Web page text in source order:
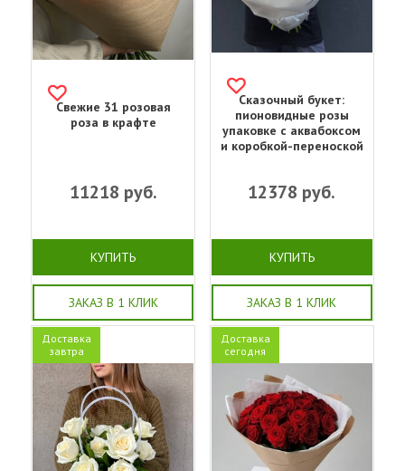
Свежие 31 розовая
роза в крафте
11218 руб.
КУПИТЬ
ЗАКАЗ В 1 КЛИК
Сказочный букет:
пионовидные розы
упаковке с аквабоксом
и коробкой-переноской
12378 руб.
КУПИТЬ
ЗАКАЗ В 1 КЛИК
Доставка
завтра
Доставка
сегодня